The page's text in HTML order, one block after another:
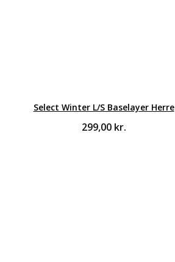
Select Winter L/S Baselayer Herre
299,00 kr.